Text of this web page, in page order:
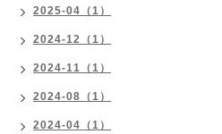
2025-04（1）
2024-12（1）
2024-11（1）
2024-08（1）
2024-04（1）